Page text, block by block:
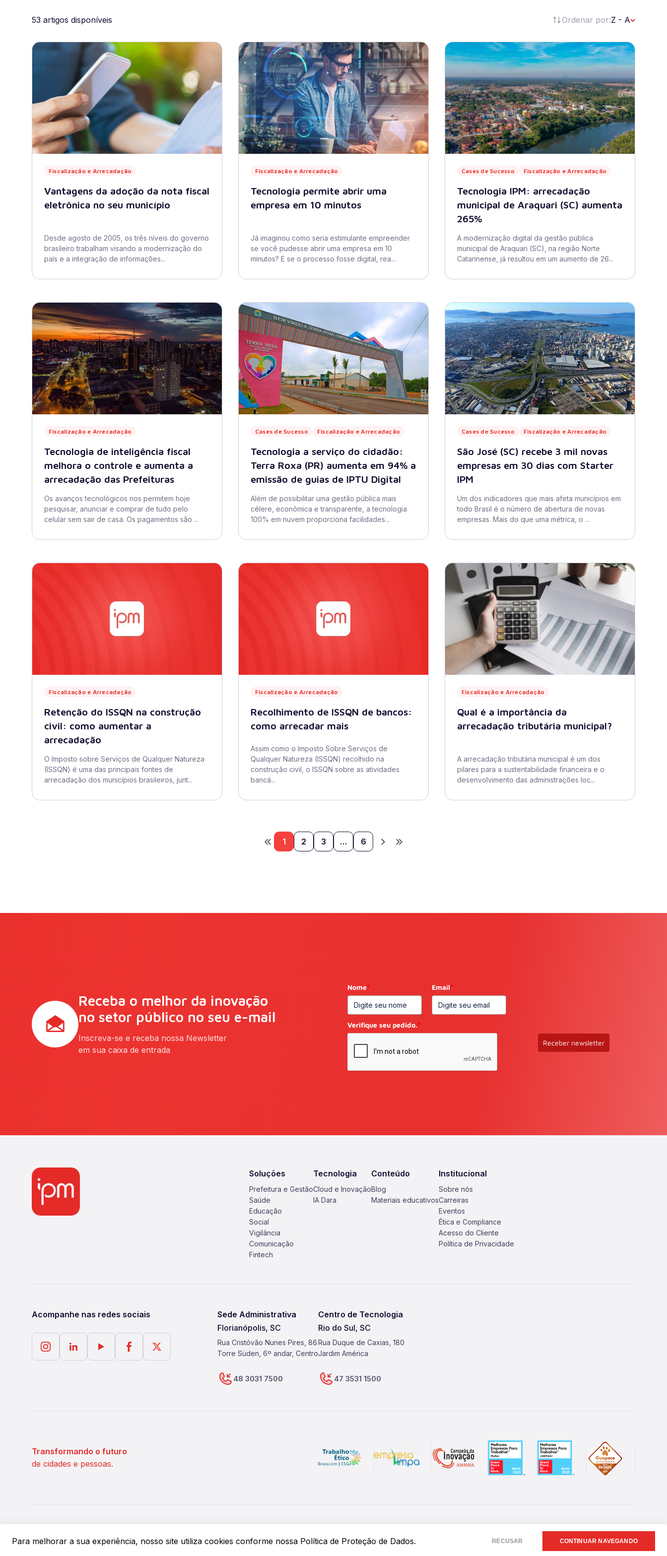
Para melhorar a sua experiência, nosso site utiliza cookies conforme nossa Política de Proteção de Dados. RECUSAR CONTINUAR NAVEGANDO
Contabilidade
Receber newsletter
53 artigos disponíveis Ordenar por:Z - A
Fiscalização e Arrecadação
Vantagens da adoção da nota fiscal
eletrônica no seu município
Desde agosto de 2005, os três níveis do governo
brasileiro trabalham visando a modernização do
país e a integração de informações...
Fiscalização e Arrecadação
Tecnologia permite abrir uma
empresa em 10 minutos
Já imaginou como seria estimulante empreender
se você pudesse abrir uma empresa em 10
minutos? E se o processo fosse digital, rea...
Cases de Sucesso Fiscalização e Arrecadação
Tecnologia IPM: arrecadação
municipal de Araquari (SC) aumenta
265%
A modernização digital da gestão pública
municipal de Araquari (SC), na região Norte
Catarinense, já resultou em um aumento de 26...
Fiscalização e Arrecadação
Tecnologia de inteligência fiscal
melhora o controle e aumenta a
arrecadação das Prefeituras
Os avanços tecnológicos nos permitem hoje
pesquisar, anunciar e comprar de tudo pelo
celular sem sair de casa. Os pagamentos são ...
Cases de Sucesso Fiscalização e Arrecadação
Tecnologia a serviço do cidadão:
Terra Roxa (PR) aumenta em 94% a
emissão de guias de IPTU Digital
Além de possibilitar uma gestão pública mais
célere, econômica e transparente, a tecnologia
100% em nuvem proporciona facilidades...
Cases de Sucesso Fiscalização e Arrecadação
São José (SC) recebe 3 mil novas
empresas em 30 dias com Starter
IPM
Um dos indicadores que mais afeta municípios em
todo Brasil é o número de abertura de novas
empresas. Mais do que uma métrica, o ...
Fiscalização e Arrecadação
Retenção do ISSQN na construção
civil: como aumentar a
arrecadação
O Imposto sobre Serviços de Qualquer Natureza
(ISSQN) é uma das principais fontes de
arrecadação dos municípios brasileiros, junt...
Fiscalização e Arrecadação
Recolhimento de ISSQN de bancos:
como arrecadar mais
Assim como o Imposto Sobre Serviços de
Qualquer Natureza (ISSQN) recolhido na
construção civil, o ISSQN sobre as atividades
bancá...
Fiscalização e Arrecadação
Qual é a importância da
arrecadação tributária municipal?
A arrecadação tributária municipal é um dos
pilares para a sustentabilidade financeira e o
desenvolvimento das administrações loc...
1 2 3 … 6
Receba o melhor da inovação
no setor público no seu e-mail
Inscreva-se e receba nossa Newsletter
em sua caixa de entrada
Nome* Email*
Verifique seu pedido.*
Receber newsletter
Soluções
Prefeitura e Gestão
Saúde
Educação
Social
Vigilância
Comunicação
Fintech
Tecnologia
Cloud e Inovação
IA Dara
Conteúdo
Blog
Materiais educativos
Institucional
Sobre nós
Carreiras
Eventos
Ética e Compliance
Acesso do Cliente
Política de Privacidade
Acompanhe nas redes sociais
Sede Administrativa
Florianópolis, SC
Rua Cristóvão Nunes Pires, 86
Torre Süden, 6º andar, Centro
48 3031 7500
Centro de Tecnologia
Rio do Sul, SC
Rua Duque de Caxias, 180
Jardim América
47 3531 1500
Transformando o futuro
de cidades e pessoas.
Desenvolvido por: Insany.Design